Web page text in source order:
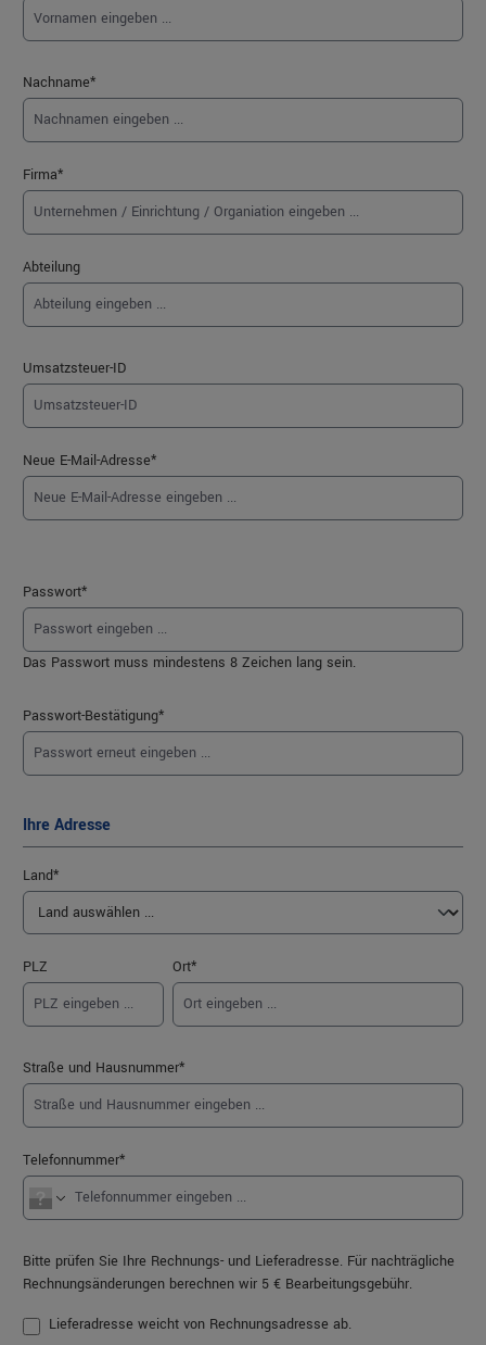
Nachname*
Firma*
Abteilung
Umsatzsteuer-ID
Neue E-Mail-Adresse*
Passwort*
Das Passwort muss mindestens 8 Zeichen lang sein.
Passwort-Bestätigung*
Ihre Adresse
Land*
PLZ Ort*
Straße und Hausnummer*
Telefonnummer*
Bitte prüfen Sie Ihre Rechnungs- und Lieferadresse. Für nachträgliche
Rechnungsänderungen berechnen wir 5 € Bearbeitungsgebühr.
Lieferadresse weicht von Rechnungsadresse ab.